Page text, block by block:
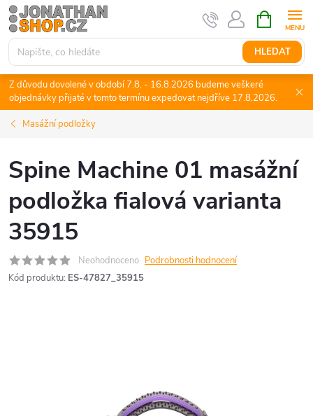
Přejít
na
obsah
HLEDAT
NÁKUPNÍ
KOŠÍK
Z důvodu dovolené v období 7.8. - 16.8.2026 budeme veškeré
objednávky přijaté v tomto termínu expedovat nejdříve 17.8.2026.
Masážní podložky
Spine Machine 01 masážní
podložka fialová varianta
35915
Neohodnoceno Podrobnosti hodnocení
Kód produktu: ES-47827_35915